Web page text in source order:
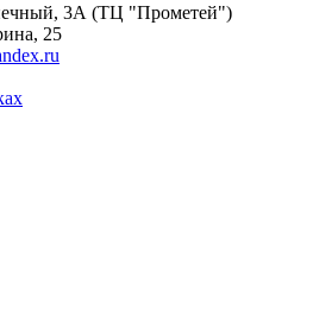
3А (ТЦ "Прометей")
25